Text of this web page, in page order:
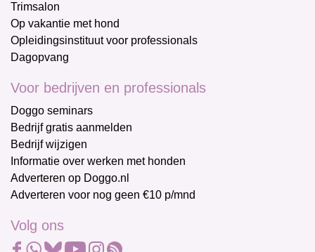
Trimsalon
Op vakantie met hond
Opleidingsinstituut voor professionals
Dagopvang
Voor bedrijven en professionals
Doggo seminars
Bedrijf gratis aanmelden
Bedrijf wijzigen
Informatie over werken met honden
Adverteren op Doggo.nl
Adverteren voor nog geen €10 p/mnd
Volg ons